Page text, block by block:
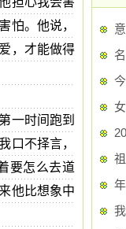
怕。他说，
，才能做得
一时间跑到
口不择言，
要怎么去道
他比想象中